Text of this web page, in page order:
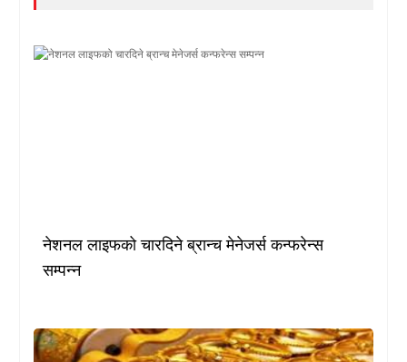
नेशनल लाइफको चारदिने ब्रान्च मेनेजर्स कन्फरेन्स
सम्पन्न